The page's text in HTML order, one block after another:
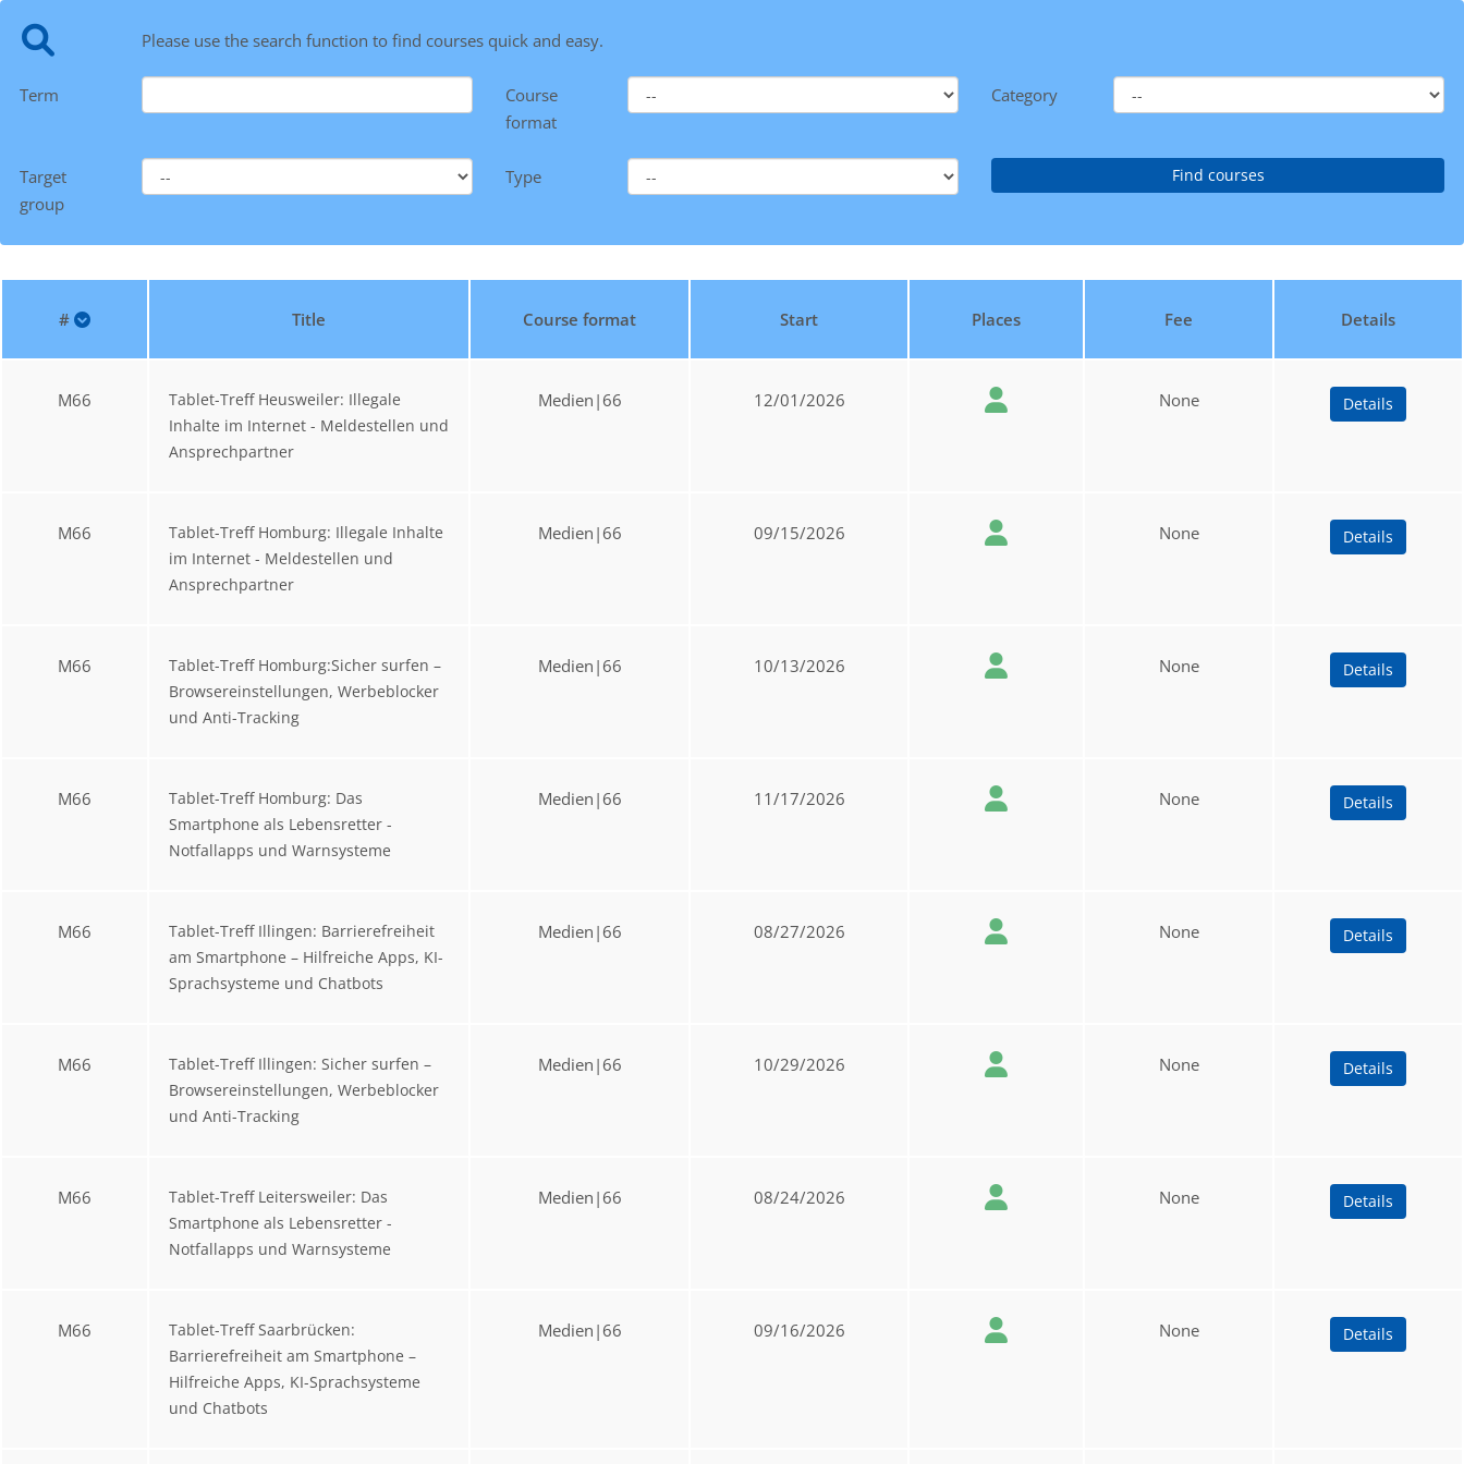
Please use the search function to find courses quick and easy.
Term
Course
format
Category
Target
group
Type
# Title Course format Start Places Fee Details
M66
Tablet-Treff Heusweiler: Illegale
Inhalte im Internet - Meldestellen und
Ansprechpartner
Medien|66 12/01/2026 None Details
M66
Tablet-Treff Homburg: Illegale Inhalte
im Internet - Meldestellen und
Ansprechpartner
Medien|66 09/15/2026 None Details
M66
Tablet-Treff Homburg:Sicher surfen –
Browsereinstellungen, Werbeblocker
und Anti-Tracking
Medien|66 10/13/2026 None Details
M66
Tablet-Treff Homburg: Das
Smartphone als Lebensretter -
Notfallapps und Warnsysteme
Medien|66 11/17/2026 None Details
M66
Tablet-Treff Illingen: Barrierefreiheit
am Smartphone – Hilfreiche Apps, KI-
Sprachsysteme und Chatbots
Medien|66 08/27/2026 None Details
M66
Tablet-Treff Illingen: Sicher surfen –
Browsereinstellungen, Werbeblocker
und Anti-Tracking
Medien|66 10/29/2026 None Details
M66
Tablet-Treff Leitersweiler: Das
Smartphone als Lebensretter -
Notfallapps und Warnsysteme
Medien|66 08/24/2026 None Details
M66
Tablet-Treff Saarbrücken:
Barrierefreiheit am Smartphone –
Hilfreiche Apps, KI-Sprachsysteme
und Chatbots
Medien|66 09/16/2026 None Details